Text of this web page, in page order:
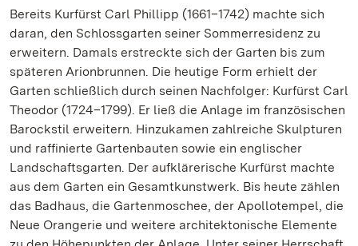
Bereits Kurfürst Carl Phillipp (1661–1742) machte sich
daran, den Schlossgarten seiner Sommerresidenz zu
erweitern. Damals erstreckte sich der Garten bis zum
späteren Arionbrunnen. Die heutige Form erhielt der
Garten schließlich durch seinen Nachfolger: Kurfürst Carl
Theodor (1724–1799). Er ließ die Anlage im französischen
Barockstil erweitern. Hinzukamen zahlreiche Skulpturen
und raffinierte Gartenbauten sowie ein englischer
Landschaftsgarten. Der aufklärerische Kurfürst machte
aus dem Garten ein Gesamtkunstwerk. Bis heute zählen
das Badhaus, die Gartenmoschee, der Apollotempel, die
Neue Orangerie und weitere architektonische Elemente